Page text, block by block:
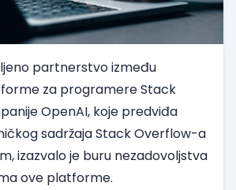
partnerstvo između
za programere Stack
OpenAI, koje predviđa
sadržaja Stack Overflow-a
izazvalo je buru nezadovoljstva
ove platforme.